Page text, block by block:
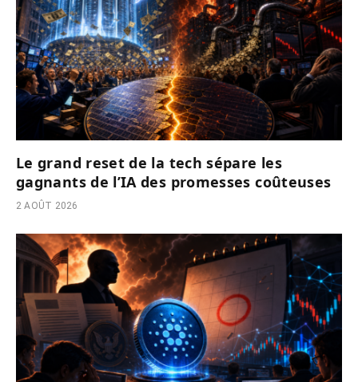
Le grand reset de la tech sépare les
gagnants de l’IA des promesses coûteuses
2 AOÛT 2026